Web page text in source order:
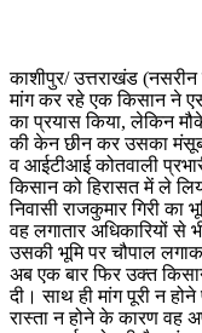
काशीपुर/ उत्तराखंड
मांग कर रहे एक किसान ने
का प्रयास किया, लेकिन
की केन छीन कर उसका
व आईटीआई कोतवाली
किसान को हिरासत में ले
निवासी राजकुमार गिरी का
वह लगातार अधिकारियों से
उसकी भूमि पर चौपाल
अब एक बार फिर उक्त
दी। साथ ही मांग पूरी न
रास्ता न होने के कारण वह